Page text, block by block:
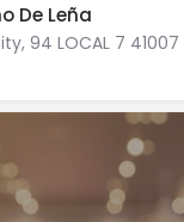
De Leña
94 LOCAL 7 41007